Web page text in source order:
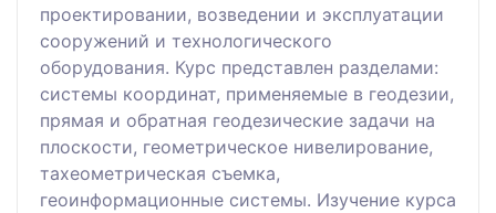
проектировании, возведении и эксплуатации
сооружений и технологического
оборудования. Курс представлен разделами:
системы координат, применяемые в геодезии,
прямая и обратная геодезические задачи на
плоскости, геометрическое нивелирование,
тахеометрическая съемка,
геоинформационные системы. Изучение курса